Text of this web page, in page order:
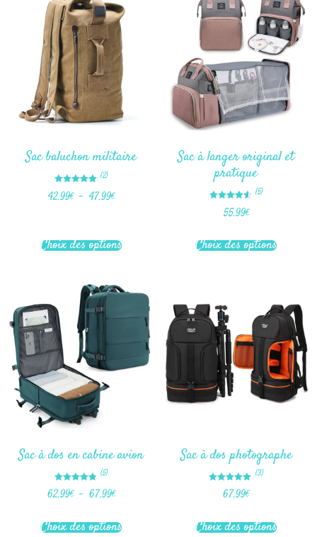
Sac baluchon militaire
Note
5.00
(2)
42.99€ – 47.99€
Choix des options
Sac à langer original et
pratique
Note
4.60
(5)
55.99€
Choix des options
Sac à dos en cabine avion
Note
4.80
(5)
62.99€ – 67.99€
Choix des options
Sac à dos photographe
Note
5.00
(3)
67.99€
Choix des options